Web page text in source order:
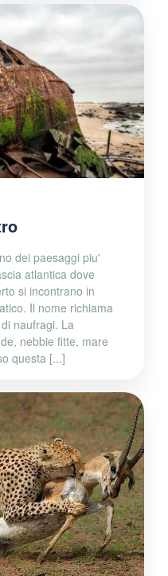
dei paesaggi piu'
atlantica dove
si incontrano in
Il nome richiama
naufragi. La
nebbie fitte, mare
questa [...]